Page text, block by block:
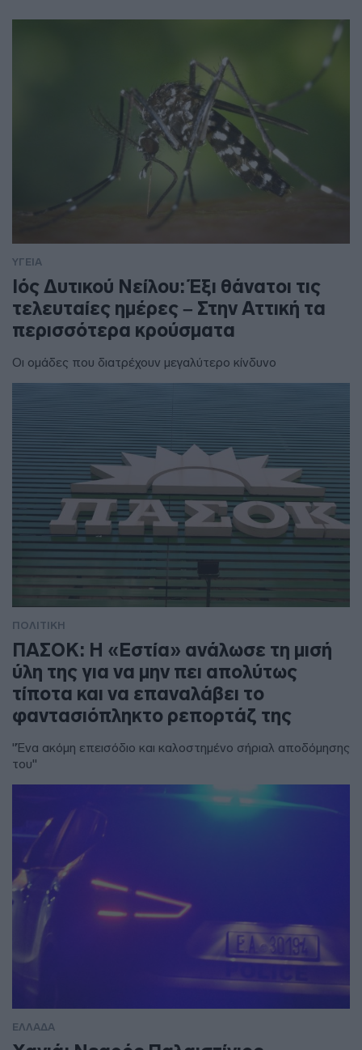
ΥΓΕΙΑ
Ιός Δυτικού Νείλου: Έξι θάνατοι τις
τελευταίες ημέρες – Στην Αττική τα
περισσότερα κρούσματα
Οι ομάδες που διατρέχουν μεγαλύτερο κίνδυνο
ΠΟΛΙΤΙΚΗ
ΠΑΣΟΚ: Η «Εστία» ανάλωσε τη μισή
ύλη της για να μην πει απολύτως
τίποτα και να επαναλάβει το
φαντασιόπληκτο ρεπορτάζ της
"Ένα ακόμη επεισόδιο και καλοστημένο σήριαλ αποδόμησης
του"
ΕΛΛΑΔΑ